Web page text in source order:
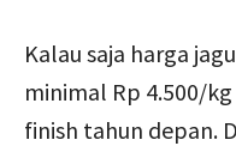
Kalau saja harga
minimal Rp 4.500/
finish tahun depan.